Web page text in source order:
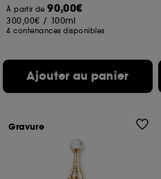
À partir de90,00€
300,00€ / 100ml
4 contenances disponibles
Ajouter au panier
Gravure